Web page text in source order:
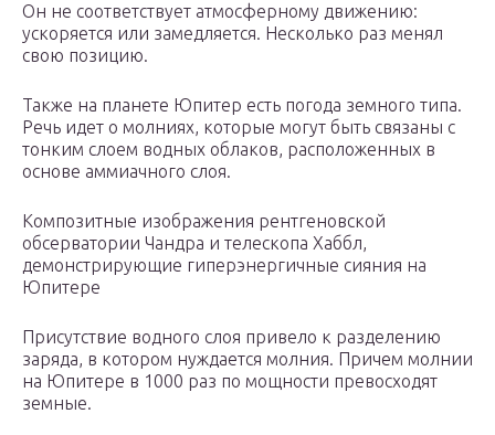
Он не соответствует атмосферному движению:
ускоряется или замедляется. Несколько раз менял
свою позицию.
Также на планете Юпитер есть погода земного типа.
Речь идет о молниях, которые могут быть связаны с
тонким слоем водных облаков, расположенных в
основе аммиачного слоя.
Композитные изображения рентгеновской
обсерватории Чандра и телескопа Хаббл,
демонстрирующие гиперэнергичные сияния на
Юпитере
Присутствие водного слоя привело к разделению
заряда, в котором нуждается молния. Причем молнии
на Юпитере в 1000 раз по мощности превосходят
земные.